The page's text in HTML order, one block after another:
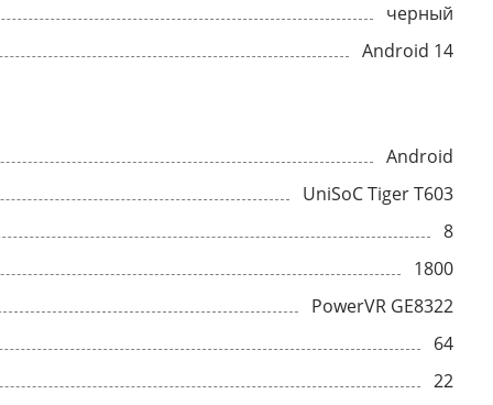
черный
Android 14
Android
UniSoC Tiger T603
8
1800
PowerVR GE8322
64
22